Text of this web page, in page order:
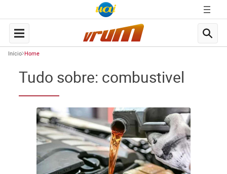
Início Home
Tudo sobre: combustivel